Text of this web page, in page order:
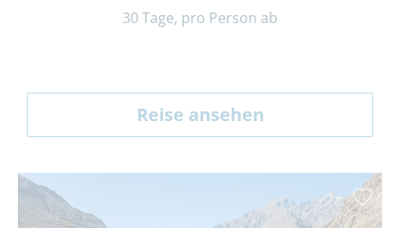
30 Tage, pro Person ab
Reise ansehen